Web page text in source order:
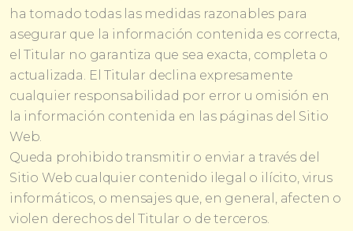
ha tomado todas las medidas razonables para
asegurar que la información contenida es correcta,
el Titular no garantiza que sea exacta, completa o
actualizada. El Titular declina expresamente
cualquier responsabilidad por error u omisión en
la información contenida en las páginas del Sitio
Web.
Queda prohibido transmitir o enviar a través del
Sitio Web cualquier contenido ilegal o ilícito, virus
informáticos, o mensajes que, en general, afecten o
violen derechos del Titular o de terceros.